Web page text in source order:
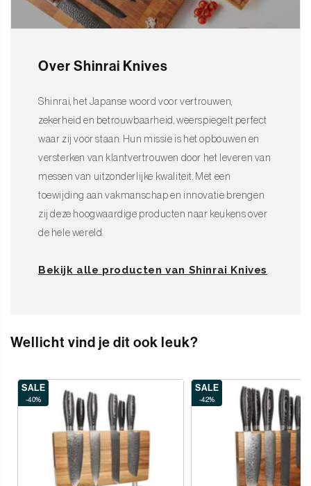
Over Shinrai Knives
Shinrai, het Japanse woord voor vertrouwen,
zekerheid en betrouwbaarheid, weerspiegelt perfect
waar zij voor staan. Hun missie is het opbouwen en
versterken van klantvertrouwen door het leveren van
messen van uitzonderlijke kwaliteit. Met een
toewijding aan vakmanschap en innovatie brengen
zij deze hoogwaardige producten naar keukens over
de hele wereld.
Bekijk alle producten van Shinrai Knives
Wellicht vind je dit ook leuk?
SALE
-40%
SALE
-42%